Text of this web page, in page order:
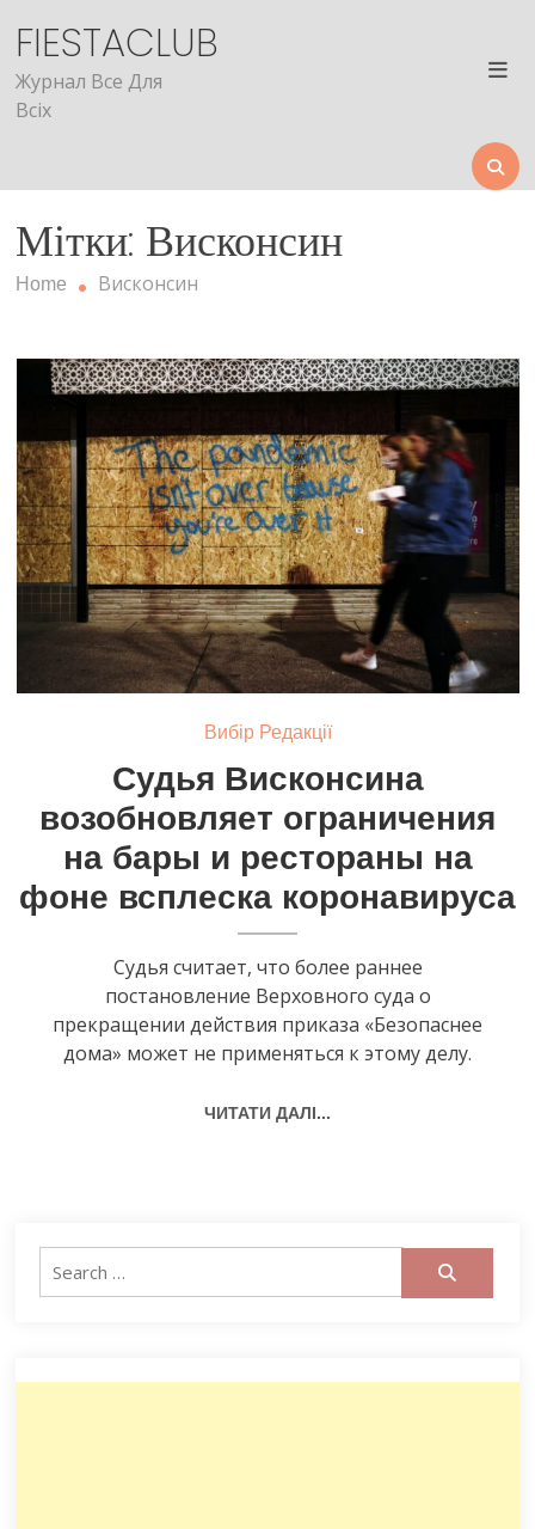
content
FIESTACLUB
Журнал Все Для
Всіх
Мітки: Висконсин
Home Висконсин
Вибір Редакції
Судья Висконсина
возобновляет ограничения
на бары и рестораны на
фоне всплеска коронавируса
Судья считает, что более раннее
постановление Верховного суда о
прекращении действия приказа «Безопаснее
дома» может не применяться к этому делу.
ЧИТАТИ ДАЛІ...
Search
for: